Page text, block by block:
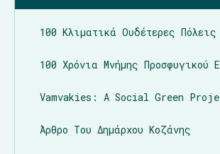
100 Κλιματικά Ουδέτερες Πόλεις
100 Χρόνια Μνήμης Προσφυγικού
Vamvakies: A Social Green
Άρθρο Του Δημάρχου Κοζάνης